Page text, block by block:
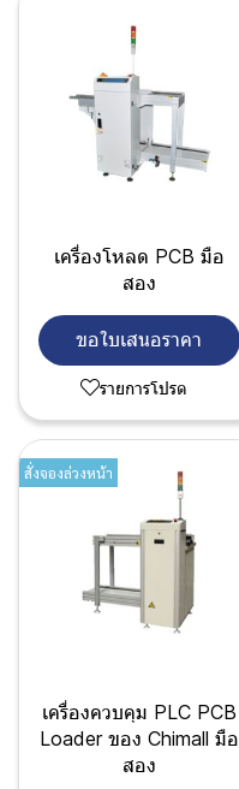
เครื่องโหลด PCB มือ
สอง
ขอใบเสนอราคา
รายการโปรด
สั่งจองล่วงหน้า
เครื่องควบคุม PLC PCB
Loader ของ Chimall มือ
สอง